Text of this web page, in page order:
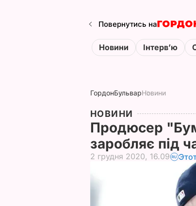
Повернутись на
Новини Інтервʼю
ГордонБульварНовини
НОВИНИ
Продюсер
заробляє під
2 грудня 2020, 16.09